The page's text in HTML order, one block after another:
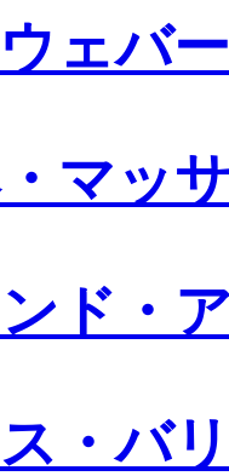
ェバー
マッ
ド・
・バ